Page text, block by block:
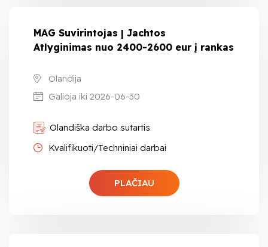
MAG Suvirintojas | Jachtos
Atlyginimas nuo 2400-2600 eur į rankas
Olandija
Galioja iki 2026-06-30
Olandiška darbo sutartis
Kvalifikuoti/Techniniai darbai
PLAČIAU